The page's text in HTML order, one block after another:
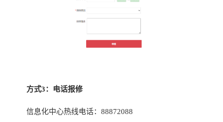
方式3：电话报修
信息化中心热线电话：88872088